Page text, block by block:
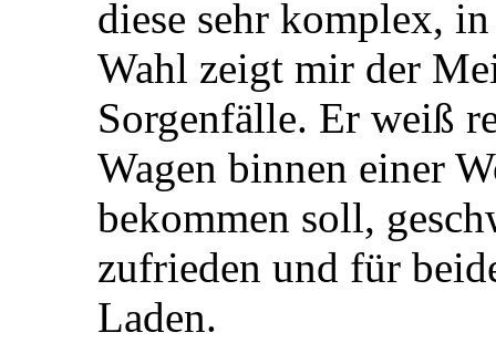
diese sehr komplex,
Wahl zeigt mir der
Sorgenfälle. Er weiß
Wagen binnen einer
bekommen soll,
zufrieden und für
Laden.